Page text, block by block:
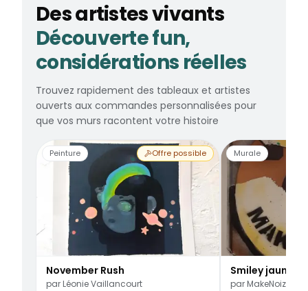
Des artistes vivants
Découverte fun,
considérations réelles
Trouvez rapidement des tableaux et artistes
ouverts aux commandes personnalisées pour
que vos murs racontent votre histoire
Peinture Offre possible
November Rush
par Léonie Vaillancourt
Murale
Smiley jaune
par MakeNoize